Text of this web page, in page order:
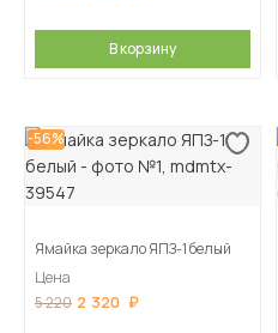
В корзину
-56%
Ямайка зеркало ЯПЗ-1 белый
Цена
5 220 2 320